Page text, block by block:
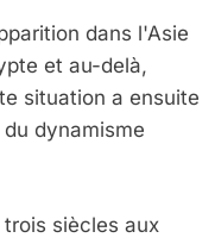
dans l'Asie
et au-delà,
situation a ensuite
dynamisme
siècles aux